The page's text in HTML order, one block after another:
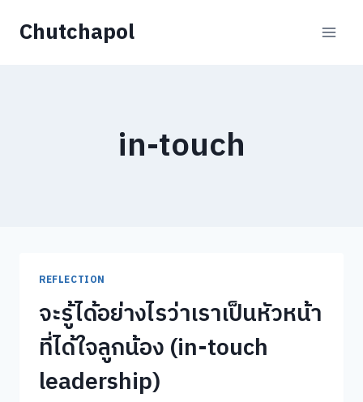
Chutchapol
in-touch
REFLECTION
จะรู้ได้อย่างไรว่าเราเป็นหัวหน้า
ที่ได้ใจลูกน้อง (in-touch
leadership)